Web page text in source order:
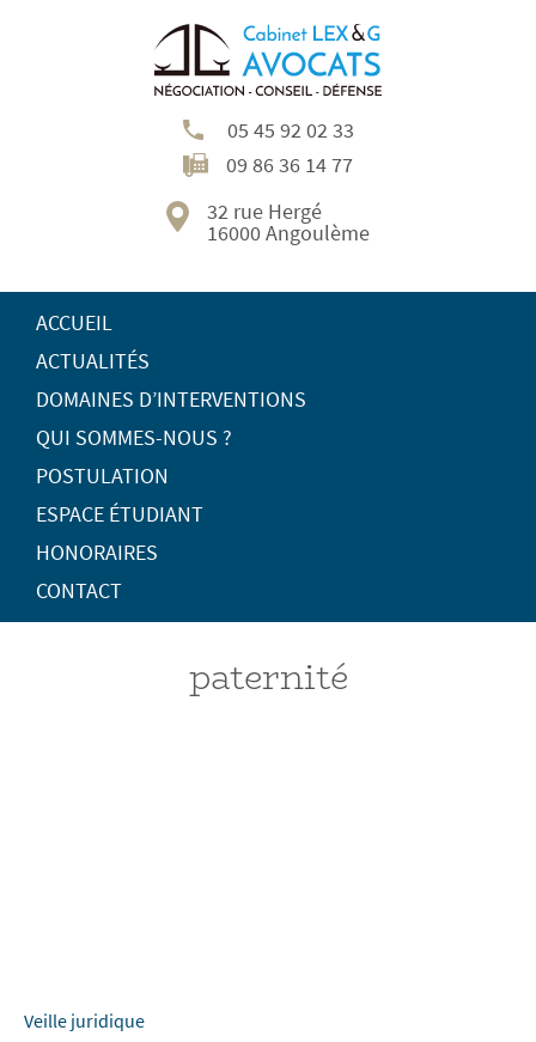
05 45 92 02 33
09 86 36 14 77
32 rue Hergé
16000 Angoulème
ACCUEIL
ACTUALITÉS
DOMAINES D’INTERVENTIONS
QUI SOMMES-NOUS ?
POSTULATION
ESPACE ÉTUDIANT
HONORAIRES
CONTACT
paternité
Veille juridique